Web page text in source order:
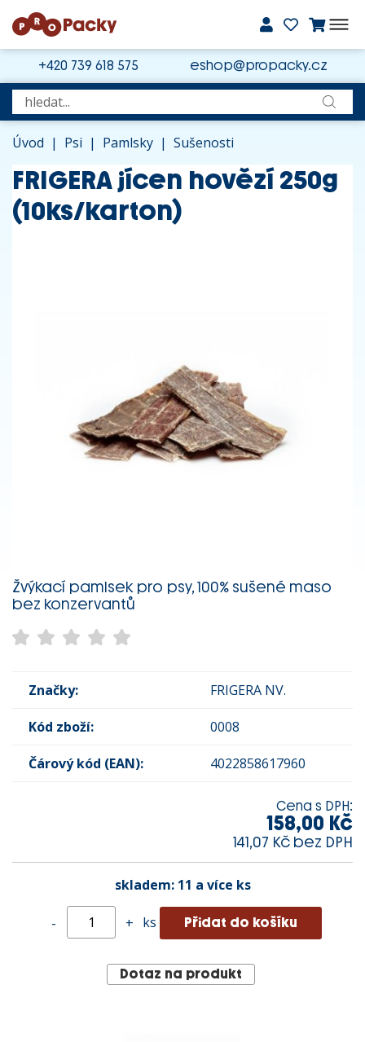
+420 739 618 575 eshop@propacky.cz
Úvod | Psi | Pamlsky | Sušenosti
FRIGERA jícen hovězí 250g
(10ks/karton)
Žvýkací pamlsek pro psy, 100% sušené maso
bez konzervantů
Značky: FRIGERA NV.
Kód zboží: 0008
Čárový kód (EAN): 4022858617960
Cena s DPH:
158,00 Kč
141,07 Kč bez DPH
skladem: 11 a více ks
- + ks
Dotaz na produkt